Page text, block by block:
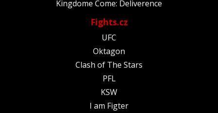
Kingdome Come: Deliverence
Fights.cz
UFC
Oktagon
Clash of The Stars
PFL
KSW
I am Figter